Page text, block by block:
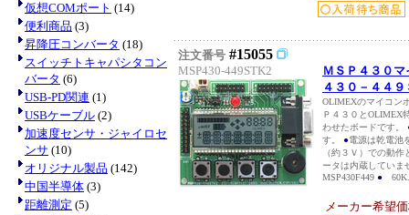
仮想COMポート (14)
便利商品 (3)
昇降圧コンバータ (18)
スイッチトキャパシタコン
バータ (6)
USB-PD関連 (1)
USBケーブル (2)
加速度センサ・ジャイロセ
ンサ (10)
オリジナル製品 (142)
中国半導体 (3)
距離測定 (5)
注文番号 #15055
MSP430-449STK2
ＭＳＰ４３０
４３０－４４
OLIMEXのマイコン
Ｐ４３０とOLIMEX
わせたボードです。
す。 ●電源は乾電池
（約３Ｖ）での動
ータは内蔵していま
MSP430F449 ●
メーカー希望